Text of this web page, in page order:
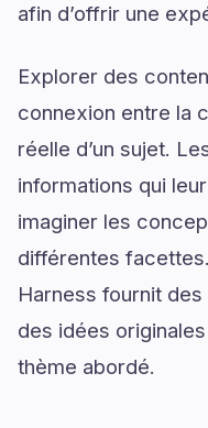
afin d’offrir une
Explorer des
connexion entre la
réelle d’un sujet.
informations qui
imaginer les
différentes
Harness fournit
des idées
thème abordé.